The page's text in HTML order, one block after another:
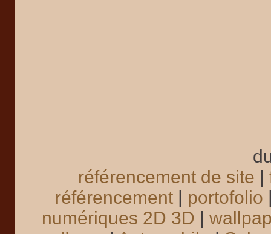
référencement de site
référencement| portofolio
numériques 2D 3D